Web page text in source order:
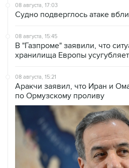
08 августа, 17:03
Судно подверглось атаке
08 августа, 15:45
В "Газпроме" заявили, что
хранилища Европы
08 августа, 15:21
Аракчи заявил, что Иран и
по Ормузскому проливу